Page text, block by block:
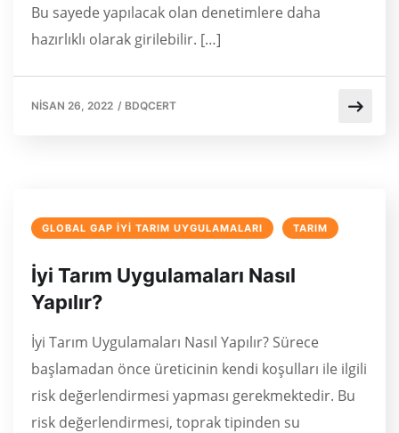
Bu sayede yapılacak olan denetimlere daha
hazırlıklı olarak girilebilir. […]
NISAN 26, 2022 / BDQCERT
GLOBAL GAP İYI TARIM UYGULAMALARI TARIM
İyi Tarım Uygulamaları Nasıl
Yapılır?
İyi Tarım Uygulamaları Nasıl Yapılır? Sürece
başlamadan önce üreticinin kendi koşulları ile ilgili
risk değerlendirmesi yapması gerekmektedir. Bu
risk değerlendirmesi, toprak tipinden su